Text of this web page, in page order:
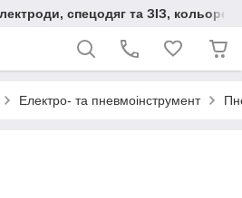
спецодяг та ЗІЗ,
Електро- та пневмоінструмент